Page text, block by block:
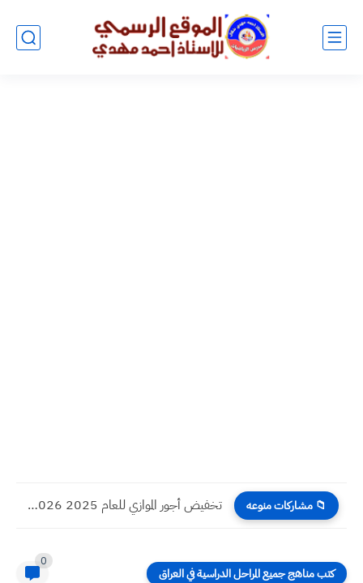
📁 مشاركات منوعه تخفيض أجور الموازي للعام 2025 2026 بنسبة 30% تعرف عليها
كتب مناهج جميع المراحل الدراسية في العراق
0